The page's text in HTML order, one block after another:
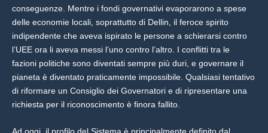
conseguenze. Mentre i fondi governativi evaporarono a spese
delle economie locali, soprattutto di Dellin, il feroce spirito
indipendente che aveva ispirato le persone a schierarsi contro
l’UEE ora li aveva messi l’uno contro l’altro. I conflitti tra le
fazioni politiche sono diventati sempre più duri, e governare il
pianeta è diventato praticamente impossibile. Qualsiasi tentativo
di riformare un Consiglio dei Governatori e di ripresentare una
richiesta per il riconoscimento è finora fallito.